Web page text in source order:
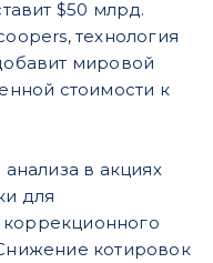
$50 млрд.
технология
мировой
стоимости к
в акциях
для
котировок